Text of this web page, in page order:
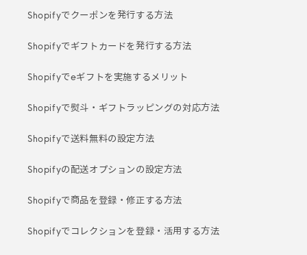
Shopifyでクーポンを発行する方法
Shopifyでギフトカードを発行する方法
Shopifyでeギフトを実施するメリット
Shopifyで熨斗・ギフトラッピングの対応方法
Shopifyで送料無料の設定方法
Shopifyの配送オプションの設定方法
Shopifyで商品を登録・修正する方法
Shopifyでコレクションを登録・活用する方法